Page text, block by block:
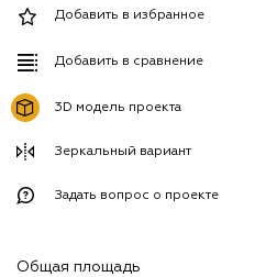
Добавить в избранное
Добавить в сравнение
3D модель проекта
Зеркальный вариант
Задать вопрос о проекте
Общая площадь